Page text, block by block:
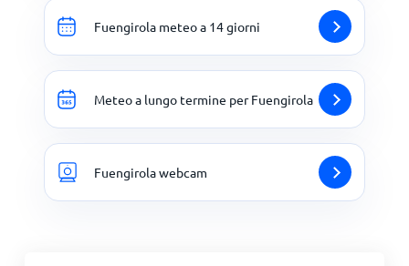
Fuengirola meteo a 14 giorni
Meteo a lungo termine per Fuengirola
Fuengirola webcam